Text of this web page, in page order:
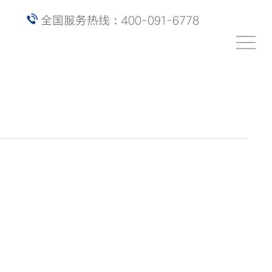
全国服务热线：400-091-6778